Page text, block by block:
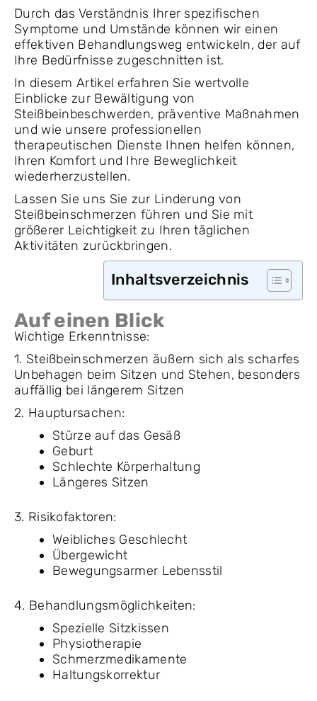
Durch das Verständnis Ihrer spezifischen
Symptome und Umstände können wir einen
effektiven Behandlungsweg entwickeln, der auf
Ihre Bedürfnisse zugeschnitten ist.
In diesem Artikel erfahren Sie wertvolle
Einblicke zur Bewältigung von
Steißbeinbeschwerden, präventive Maßnahmen
und wie unsere professionellen
therapeutischen Dienste Ihnen helfen können,
Ihren Komfort und Ihre Beweglichkeit
wiederherzustellen.
Lassen Sie uns Sie zur Linderung von
Steißbeinschmerzen führen und Sie mit
größerer Leichtigkeit zu Ihren täglichen
Aktivitäten zurückbringen.
Inhaltsverzeichnis
Auf einen Blick
Wichtige Erkenntnisse:
1. Steißbeinschmerzen äußern sich als scharfes
Unbehagen beim Sitzen und Stehen, besonders
auffällig bei längerem Sitzen
2. Hauptursachen:
Stürze auf das Gesäß
Geburt
Schlechte Körperhaltung
Längeres Sitzen
3. Risikofaktoren:
Weibliches Geschlecht
Übergewicht
Bewegungsarmer Lebensstil
4. Behandlungsmöglichkeiten:
Spezielle Sitzkissen
Physiotherapie
Schmerzmedikamente
Haltungskorrektur